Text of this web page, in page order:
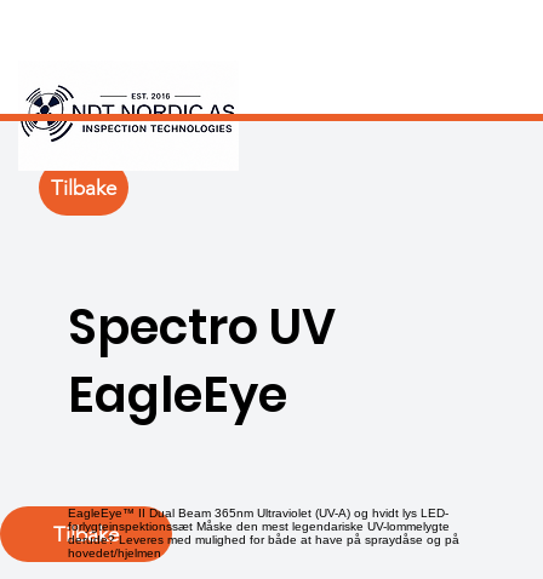
Tilbake
Spectro UV
EagleEye
EagleEye™ II Dual Beam 365nm Ultraviolet (UV-A) og hvidt lys LED-
forlygteinspektionssæt Måske den mest legendariske UV-lommelygte
derude? Leveres med mulighed for både at have på spraydåse og på
hovedet/hjelmen
Tilbake